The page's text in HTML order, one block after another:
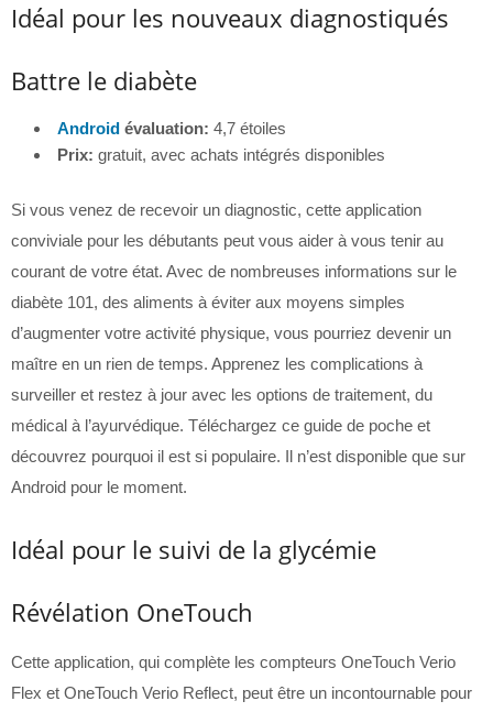
Idéal pour les nouveaux diagnostiqués
Battre le diabète
Android évaluation: 4,7 étoiles
Prix: gratuit, avec achats intégrés disponibles
Si vous venez de recevoir un diagnostic, cette application
conviviale pour les débutants peut vous aider à vous tenir au
courant de votre état. Avec de nombreuses informations sur le
diabète 101, des aliments à éviter aux moyens simples
d’augmenter votre activité physique, vous pourriez devenir un
maître en un rien de temps. Apprenez les complications à
surveiller et restez à jour avec les options de traitement, du
médical à l’ayurvédique. Téléchargez ce guide de poche et
découvrez pourquoi il est si populaire. Il n’est disponible que sur
Android pour le moment.
Idéal pour le suivi de la glycémie
Révélation OneTouch
Cette application, qui complète les compteurs OneTouch Verio
Flex et OneTouch Verio Reflect, peut être un incontournable pour